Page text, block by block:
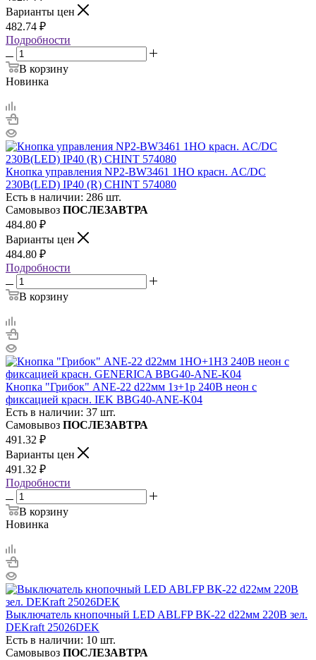
Варианты цен
482.74 ₽
Подробности
В корзину
Новинка
Кнопка управления NP2-BW3461 1НО красн. AC/DC
230В(LED) IP40 (R) CHINT 574080
Есть в наличии: 286 шт.
Самовывоз ПОСЛЕЗАВТРА
484.80 ₽
Варианты цен
484.80 ₽
Подробности
В корзину
Кнопка "Грибок" ANE-22 d22мм 1з+1р 240В неон с
фиксацией красн. IEK BBG40-ANE-K04
Есть в наличии: 37 шт.
Самовывоз ПОСЛЕЗАВТРА
491.32 ₽
Варианты цен
491.32 ₽
Подробности
В корзину
Новинка
Выключатель кнопочный LED ABLFP ВК-22 d22мм 220В зел.
DEKraft 25026DEK
Есть в наличии: 10 шт.
Самовывоз ПОСЛЕЗАВТРА